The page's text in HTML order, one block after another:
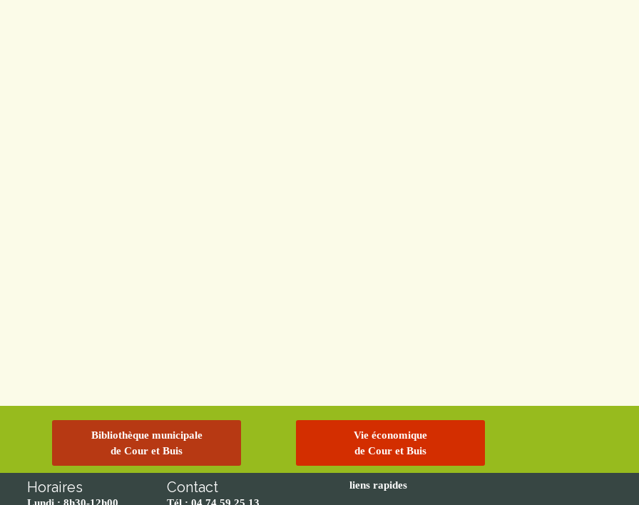
Bibliothèque municipale
de Cour et Buis
Vie économique
de Cour et Buis
Horaires
Lundi : 8h30-12h00
Contact
Tél : 04 74 59 25 13
liens rapides